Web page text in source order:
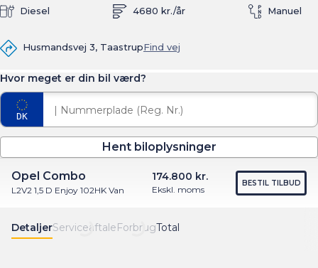
4680 kr./år
Diesel Manuel
Husmandsvej 3, TaastrupFind vej
Hvor meget er din bil værd?
Hent biloplysninger
DetaljerServiceaftale ForbrugTotal
Opel Combo
L2V2 1,5 D Enjoy 102HK Van
174.800 kr.
Ekskl. moms
BESTIL TILBUD